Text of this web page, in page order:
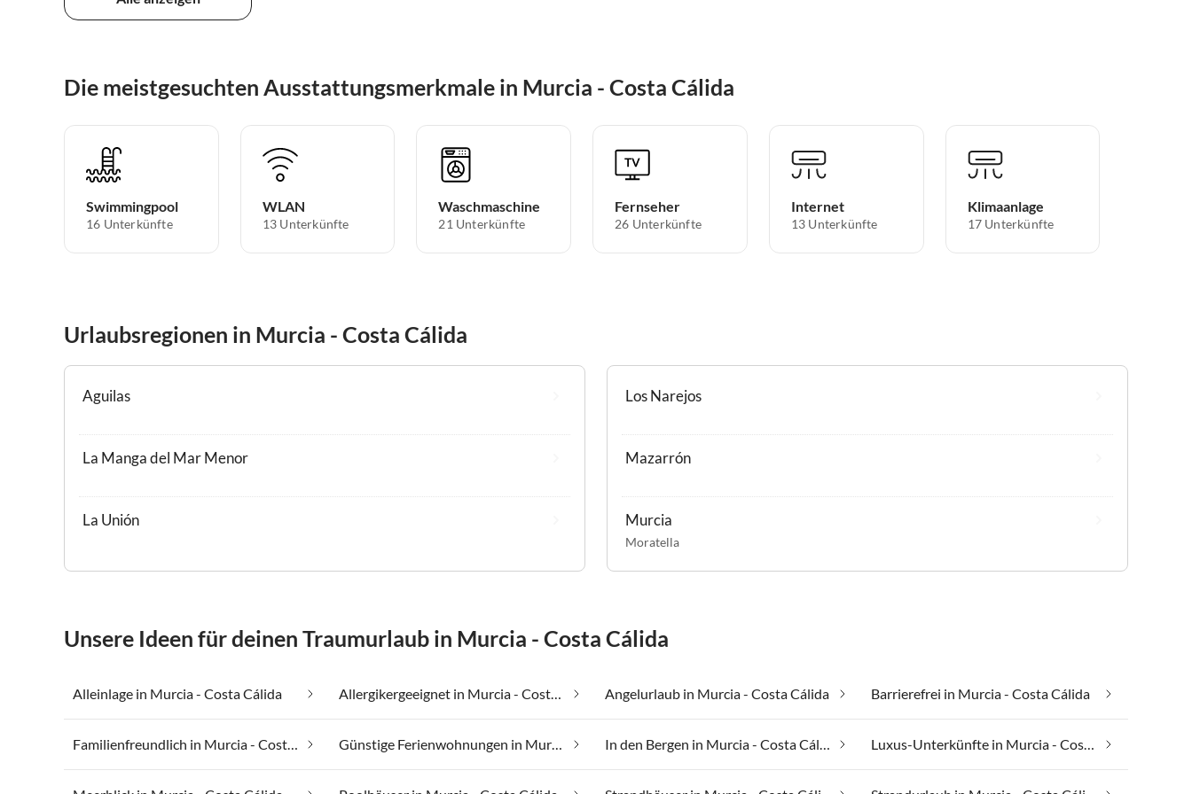
Die meistgesuchten Ausstattungsmerkmale in Murcia - Costa Cálida
Swimmingpool
16 Unterkünfte
WLAN
13 Unterkünfte
Waschmaschine
21 Unterkünfte
Fernseher
26 Unterkünfte
Internet
13 Unterkünfte
Klimaanlage
17 Unterkünfte
Urlaubsregionen in Murcia - Costa Cálida
Aguilas
La Manga del Mar Menor
La Unión
Los Narejos
Mazarrón
Murcia
Moratella
Unsere Ideen für deinen Traumurlaub in Murcia - Costa Cálida
Alleinlage in Murcia - Costa Cálida Allergikergeeignet in Murcia - Costa Cálida Angelurlaub in Murcia - Costa Cálida Barrierefrei in Murcia - Costa Cálida
Familienfreundlich in Murcia - Costa Cálida Günstige Ferienwohnungen in Murcia - Costa Cálida In den Bergen in Murcia - Costa Cálida Luxus-Unterkünfte in Murcia - Costa Cálida